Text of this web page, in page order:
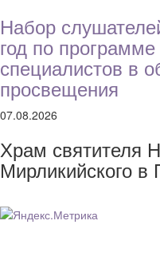
Набор
год по
специалистов в
просвещения
07.08.2026
Храм святителя
Мирликийского